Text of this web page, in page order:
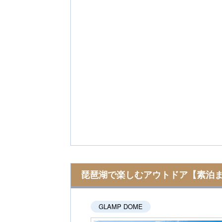
琵琶湖で楽しむアウトドア【素泊
GLAMP DOME